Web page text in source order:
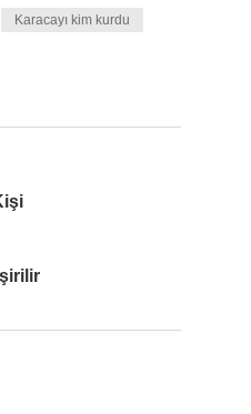
Karacayı kim kurdu